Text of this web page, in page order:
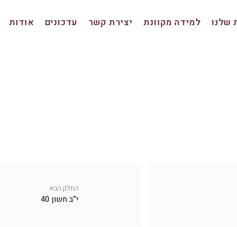
שלנו למידה מקוונת יצירת קשר עדכונים אודות
החלק הבא
י”ב חשון 40